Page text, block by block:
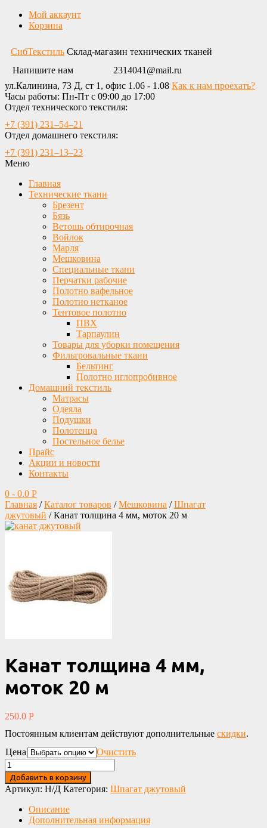
Мой аккаунт
Корзина
СибТекстиль Склад-магазин технических тканей
Напишите нам
2314041@mail.ru
ул.Калинина, 73 Д, ст 1, офис 1.06 - 1.08 Как к нам проехать?
Часы работы: Пн-Пт с 09:00 до 17:00
Отдел технического текстиля:
+7 (391) 231‒54‒21
Отдел домашнего текстиля:
+7 (391) 231‒13‒23
Меню
Главная
Технические ткани
Брезент
Бязь
Ветошь обтирочная
Войлок
Марля
Мешковина
Специальные ткани
Перчатки рабочие
Полотно вафельное
Полотно нетканое
Тентовое полотно
ПВХ
Тарпаулин
Товары для уборки помещения
Фильтровальные ткани
Бельтинг
Полотно иглопробивное
Домашний текстиль
Матрасы
Одеяла
Подушки
Полотенца
Постельное белье
Прайс
Акции и новости
Контакты
0 - 0.0 Р
Главная /Каталог товаров /Мешковина /Шпагат
джутовый / Канат толщина 4 мм, моток 20 м
Канат толщина 4 мм,
моток 20 м
250.0 Р
Постоянным клиентам действуют дополнительные скидки.
Цена
Очистить
Добавить в корзину
Артикул: Н/Д Категория: Шпагат джутовый
Описание
Дополнительная информация